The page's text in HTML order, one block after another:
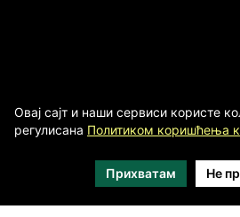
Овај сајт и наши сервиси користе
регулисана Политиком коришћења
Прихватам Не